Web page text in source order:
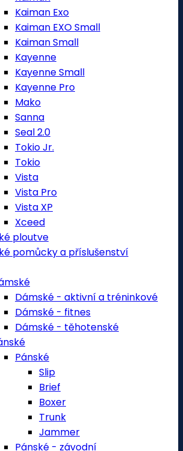
Kaiman Exo
Kaiman EXO Small
Kaiman Small
Kayenne
Kayenne Small
Kayenne Pro
Mako
Sanna
Seal 2.0
Tokio Jr.
Tokio
Vista
Vista Pro
Vista XP
Xceed
ploutve
pomůcky a příslušenství
Dámské - aktivní a tréninkové
Dámské - fitnes
Dámské - těhotenské
Pánské
Slip
Brief
Boxer
Trunk
Jammer
Pánské - závodní